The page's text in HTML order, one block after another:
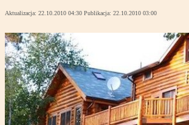
Aktualizacja: 22.10.2010 04:30 Publikacja: 22.10.2010 03:00